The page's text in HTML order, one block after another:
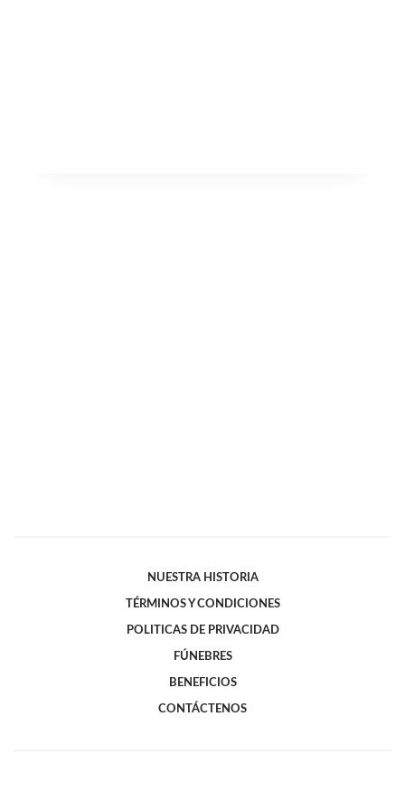
NUESTRA HISTORIA
TÉRMINOS Y CONDICIONES
POLITICAS DE PRIVACIDAD
FÚNEBRES
BENEFICIOS
CONTÁCTENOS